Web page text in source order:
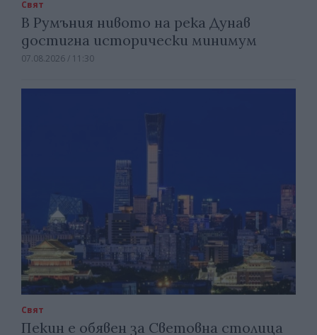
Свят
В Румъния нивото на река Дунав
достигна исторически минимум
07.08.2026 / 11:30
Свят
Пекин е обявен за Световна столица